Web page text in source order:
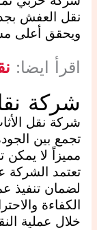
نقل العفش
ويحقق أعلى
اقرأ ايضا:
شركة
شركة نقل
تجمع بين
مميزاً لا يمكن
تعتمد
لضمان تنفيذ
الكفاءة
خلال عملية